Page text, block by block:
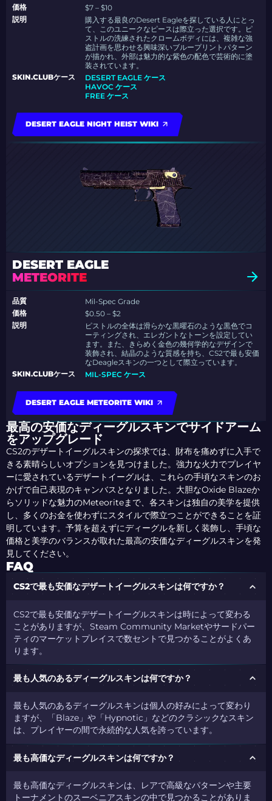
価格
$7 – $10
説明
購入する最良のDesert Eagleを探している人にとっ
て、このユニークなピースは際立った選択です。ピ
ストルの洗練されたクロームボディには、複雑な強
盗計画を思わせる興味深いブループリントパターン
が描かれ、外部は魅力的な紫色の配色で芸術的に塗
装されています。
SKIN.CLUBケース
DESERT EAGLE ケース
HAVOC ケース
FREE ケース
DESERT EAGLE NIGHT HEIST WIKI
DESERT EAGLE
METEORITE
品質
Mil-Spec Grade
価格
$0.50 – $2
説明
ピストルの全体は滑らかな黒曜石のような黒色でコ
ーティングされ、エレガントなトーンを設定してい
ます。また、きらめく金色の幾何学的なデザインで
装飾され、結晶のような質感を持ち、CS2で最も安価
なDeagleスキンの一つとして際立っています。
SKIN.CLUBケース
MIL-SPEC ケース
DESERT EAGLE METEORITE WIKI
最高の安価なディーグルスキンでサイドアーム
をアップグレード
CS2のデザートイーグルスキンの探求では、財布を痛めずに入手で
きる素晴らしいオプションを見つけました。強力な火力でプレイヤ
ーに愛されているデザートイーグルは、これらの手頃なスキンのお
かげで自己表現のキャンバスとなりました。大胆なOxide Blazeか
らソリッドな魅力のMeteoriteまで、各スキンは独自の美学を提供
し、多くのお金を使わずにスタイルで際立つことができることを証
明しています。予算を超えずにディーグルを新しく装飾し、手頃な
価格と美学のバランスが取れた最高の安価なディーグルスキンを発
見してください。
FAQ
CS2で最も安価なデザートイーグルスキンは何ですか？
CS2で最も安価なデザートイーグルスキンは時によって変わる
ことがありますが、Steam Community Marketやサードパー
ティのマーケットプレイスで数セントで見つかることがよくあ
ります。
最も人気のあるディーグルスキンは何ですか？
最も人気のあるディーグルスキンは個人の好みによって変わり
ますが、「Blaze」や「Hypnotic」などのクラシックなスキン
は、プレイヤーの間で永続的な人気を誇っています。
最も高価なディーグルスキンは何ですか？
最も高価なディーグルスキンは、レアで高級なパターンや主要
トーナメントのスーベニアスキンの中で見つかることがありま